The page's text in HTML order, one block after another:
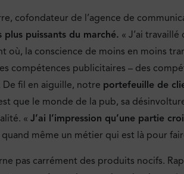
cofondateur de l’agence de
puissants du marché. « J’ai
où, la conscience de moins en moins
compétences publicitaires – des
fil en aiguille, notre portefeuille de
que le monde de la pub, sa
« J’ai l’impression qu’une partie
même un métier qui est là pour
pas carrément des produits nocifs.